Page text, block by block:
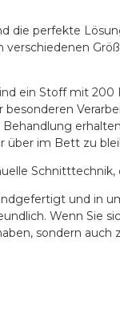
die perfekte
ein Stoff mit
über im Bett zu
und in
Wenn Sie
sondern